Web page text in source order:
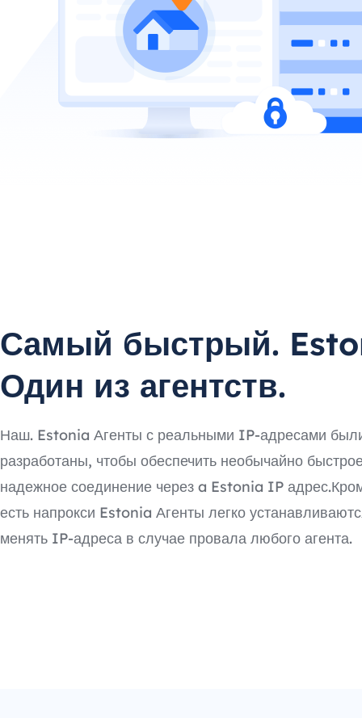
Самый быстрый.
Один из агентств.
Наш. Estonia Агенты с реальными IP-адресами
разработаны, чтобы обеспечить необычайно
надежное соединение через a Estonia IP
есть напрокси Estonia Агенты легко
менять IP-адреса в случае провала любого агента.